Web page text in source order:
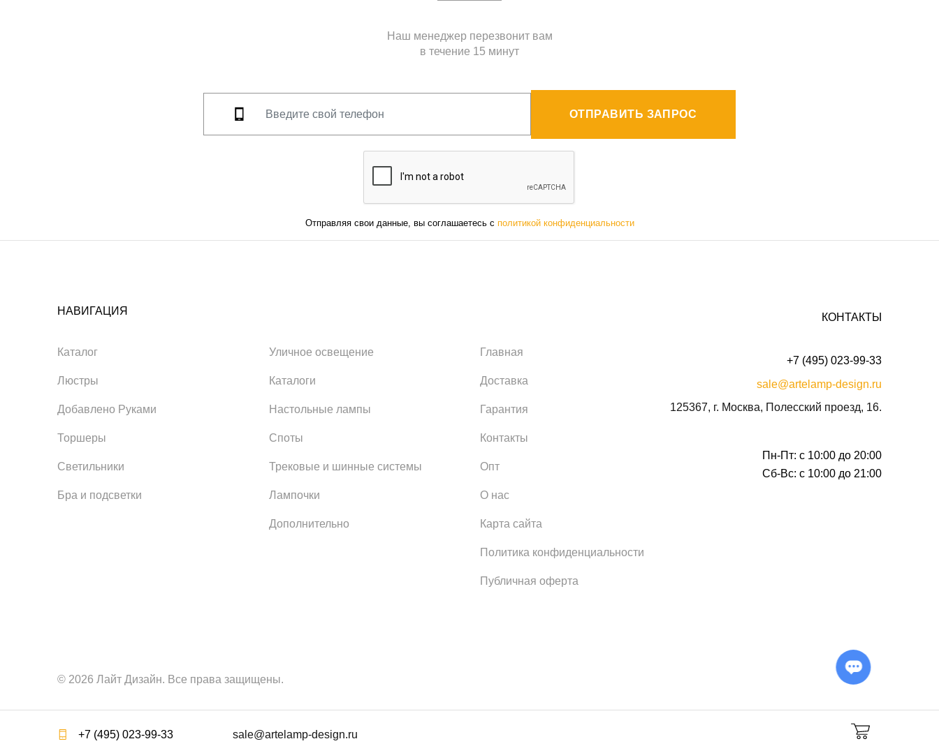
+7 (495) 023-99-33 sale@artelamp-design.ru
Наш менеджер перезвонит вам
в течение 15 минут
ОТПРАВИТЬ ЗАПРОС
Отправляя свои данные, вы соглашаетесь с политикой конфиденциальности
НАВИГАЦИЯ
Каталог
Люстры
Добавлено Руками
Торшеры
Светильники
Бра и подсветки
Уличное освещение
Каталоги
Настольные лампы
Споты
Трековые и шинные системы
Лампочки
Дополнительно
Главная
Доставка
Гарантия
Контакты
Опт
О нас
Карта сайта
Политика конфиденциальности
Публичная оферта
КОНТАКТЫ
+7 (495) 023-99-33
sale@artelamp-design.ru
125367, г. Москва, Полесский проезд, 16.
Пн-Пт: с 10:00 до 20:00
Сб-Вс: с 10:00 до 21:00
© 2026 Лайт Дизайн. Все права защищены.